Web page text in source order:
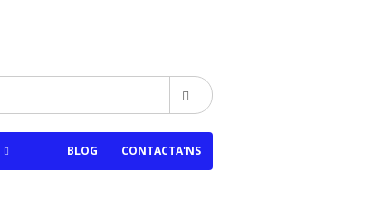
BLOG CONTACTA'NS